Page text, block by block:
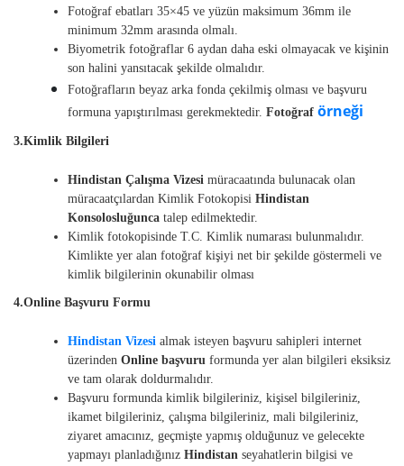
Fotoğraf ebatları 35×45 ve yüzün maksimum 36mm ile
minimum 32mm arasında olmalı.
Biyometrik fotoğraflar 6 aydan daha eski olmayacak ve kişinin
son halini yansıtacak şekilde olmalıdır.
Fotoğrafların beyaz arka fonda çekilmiş olması ve başvuru
formuna yapıştırılması gerekmektedir. Fotoğraf örneği
3.Kimlik Bilgileri
Hindistan Çalışma Vizesi müracaatında bulunacak olan
müracaatçılardan Kimlik Fotokopisi Hindistan
Konsolosluğunca talep edilmektedir.
Kimlik fotokopisinde T.C. Kimlik numarası bulunmalıdır.
Kimlikte yer alan fotoğraf kişiyi net bir şekilde göstermeli ve
kimlik bilgilerinin okunabilir olması
4.Online Başvuru Formu
Hindistan Vizesi almak isteyen başvuru sahipleri internet
üzerinden Online başvuru formunda yer alan bilgileri eksiksiz
ve tam olarak doldurmalıdır.
Başvuru formunda kimlik bilgileriniz, kişisel bilgileriniz,
ikamet bilgileriniz, çalışma bilgileriniz, mali bilgileriniz,
ziyaret amacınız, geçmişte yapmış olduğunuz ve gelecekte
yapmayı planladığınız Hindistan seyahatlerin bilgisi ve